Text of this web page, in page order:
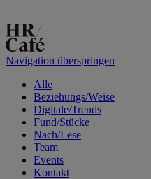
Navigation überspringen
Alle
Beziehungs/Weise
Digitale/Trends
Fund/Stücke
Nach/Lese
Team
Events
Kontakt